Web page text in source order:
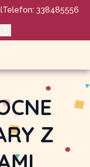
Telefon: 338485556
Z